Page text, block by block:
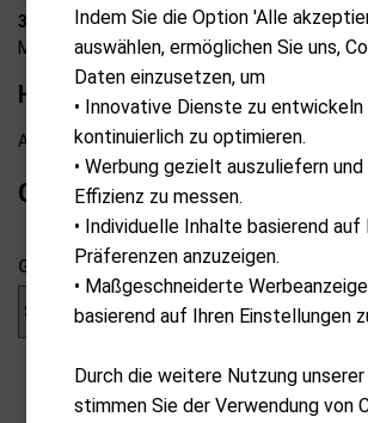
35-H0005
MKids
Hybrid pro 57"/145cm "RH"
Ab externem Lager lieferbar
CHF 59.00
Geschlecht
Indem Sie die Option 'Alle
auswählen, ermöglichen Sie uns,
Daten einzusetzen, um
• Innovative Dienste zu entwickeln
kontinuierlich zu optimieren.
• Werbung gezielt auszuliefern
Effizienz zu messen.
• Individuelle Inhalte basierend auf
Präferenzen anzuzeigen.
• Maßgeschneiderte
basierend auf Ihren Einstellungen
Durch die weitere Nutzung
stimmen Sie der Verwendung von